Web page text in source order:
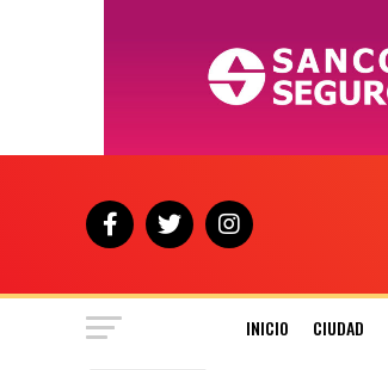
INICIO CIUDAD